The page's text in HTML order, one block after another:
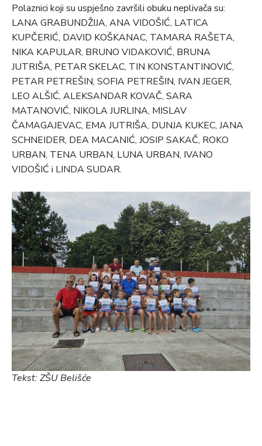
Polaznici koji su uspješno završili obuku neplivača su:
LANA GRABUNDŽIJA, ANA VIDOŠIĆ, LATICA
KUPČERIĆ, DAVID KOŠKANAC, TAMARA RAŠETA,
NIKA KAPULAR, BRUNO VIDAKOVIĆ, BRUNA
JUTRIŠA, PETAR SKELAC, TIN KONSTANTINOVIĆ,
PETAR PETREŠIN, SOFIA PETREŠIN, IVAN JEGER,
LEO ALŠIĆ, ALEKSANDAR KOVAČ, SARA
MATANOVIĆ, NIKOLA JURLINA, MISLAV
ČAMAGAJEVAC, EMA JUTRIŠA, DUNJA KUKEC, JANA
SCHNEIDER, DEA MACANIĆ, JOSIP SAKAČ, ROKO
URBAN, TENA URBAN, LUNA URBAN, IVANO
VIDOŠIĆ i LINDA SUDAR.
Tekst: ZŠU Belišće